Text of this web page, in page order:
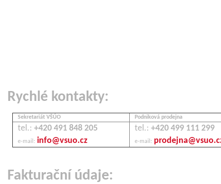
Rychlé kontakty:
Sekretariát VŠÚO Podniková prodejna
tel.: +420 491 848 205
e-mail: info@vsuo.cz
tel.: +420 499 111 299
e-mail:
Fakturační údaje: